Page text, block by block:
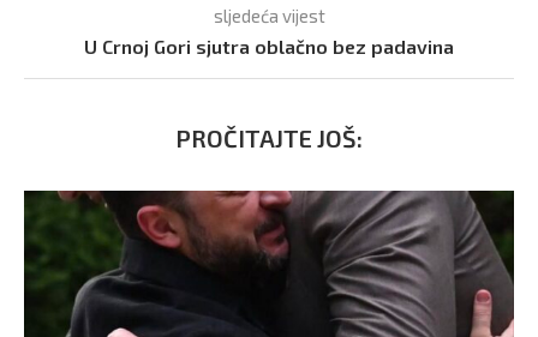
sljedeća vijest
U Crnoj Gori sjutra oblačno bez padavina
PROČITAJTE JOŠ: